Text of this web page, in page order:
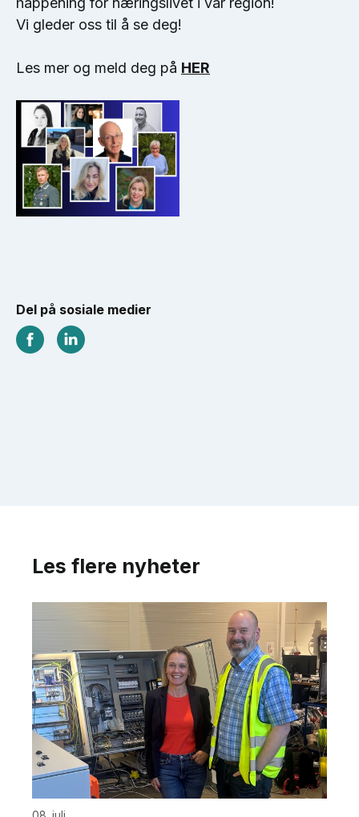
Vi gleder oss til å se deg!
Les mer og meld deg på HER
Del på sosiale medier
Les flere nyheter